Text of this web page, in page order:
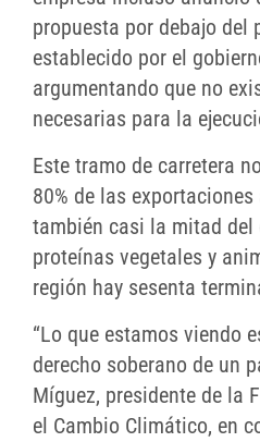
propuesta por debajo del
establecido por el
argumentando que no
necesarias para la
Este tramo de carretera
80% de las
también casi la mitad
proteínas vegetales y
región hay sesenta
“Lo que estamos viendo
derecho soberano de un
Míguez, presidente de la
el Cambio Climático, en